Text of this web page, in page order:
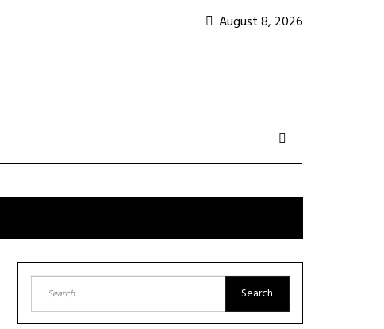
August 8, 2026
Search
for: